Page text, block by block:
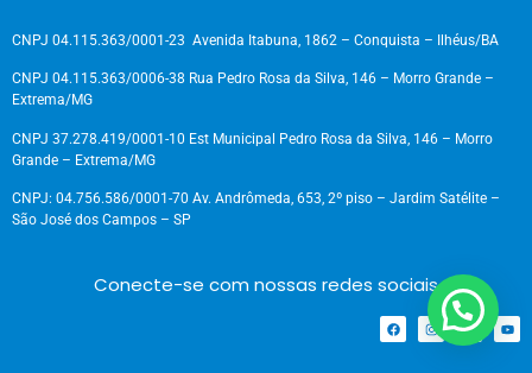
CNPJ 04.115.363/0001-23 Avenida Itabuna, 1862 – Conquista – Ilhéus/BA
CNPJ 04.115.363/0006-38 Rua Pedro Rosa da Silva, 146 – Morro Grande –
Extrema/MG
CNPJ 37.278.419/0001-10 Est Municipal Pedro Rosa da Silva, 146 – Morro
Grande – Extrema/MG
CNPJ: 04.756.586/0001-70 Av. Andrômeda, 653, 2º piso – Jardim Satélite –
São José dos Campos – SP
Conecte-se com nossas redes sociais